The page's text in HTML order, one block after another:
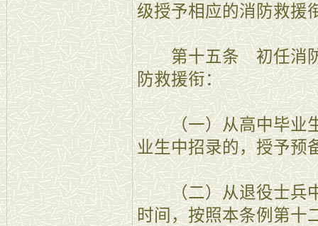
级授予相应的消防救援
第十五条 初任消防
防救援衔：
（一）从高中毕业生
业生中招录的，授予预
（二）从退役士兵中
时间，按照本条例第十